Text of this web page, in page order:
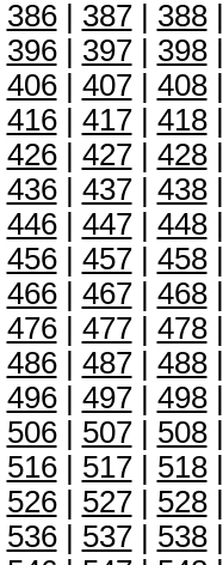
386| 387| 388|
396| 397| 398|
406| 407| 408|
416| 417| 418|
426| 427| 428|
436| 437| 438|
446| 447| 448|
456| 457| 458|
466| 467| 468|
476| 477| 478|
486| 487| 488|
496| 497| 498|
506| 507| 508|
516| 517| 518|
526| 527| 528|
536| 537| 538|